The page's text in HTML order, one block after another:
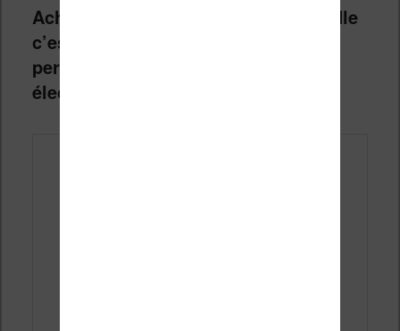
Acheter un étui pour sa liseuse Kindle
c’est aussi ajouter un peu de sa
personnalité à un appareil
électronique.